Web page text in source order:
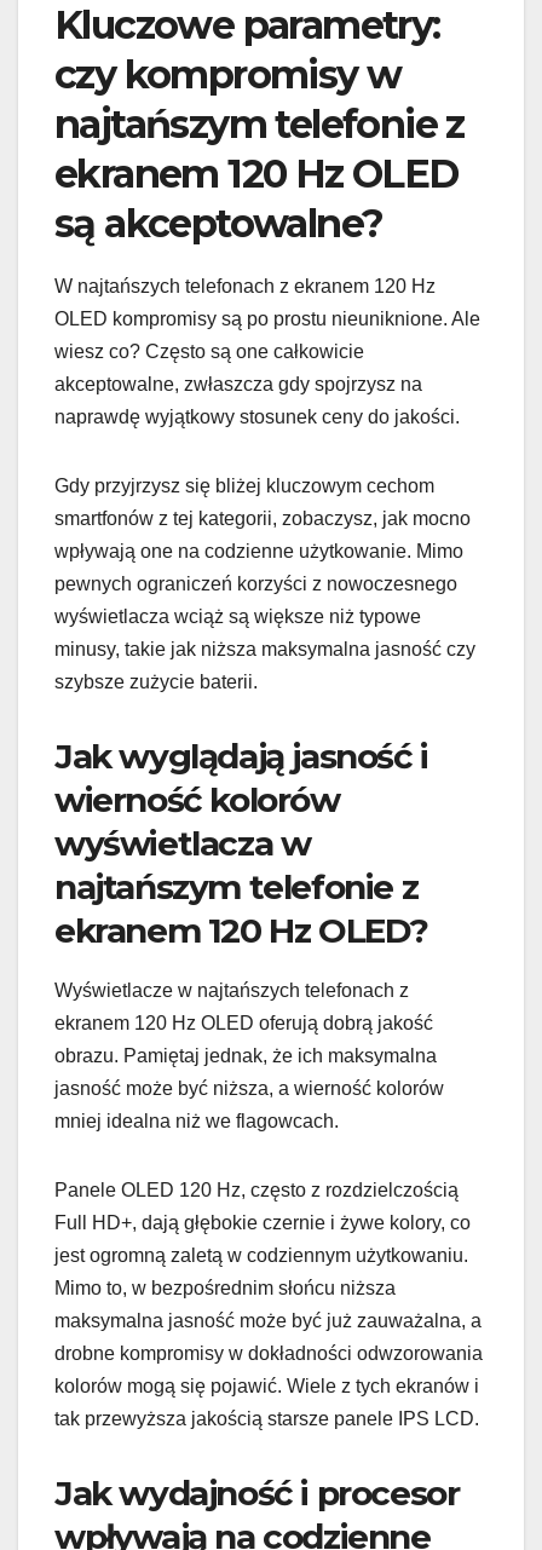
Kluczowe parametry:
czy kompromisy w
najtańszym telefonie z
ekranem 120 Hz OLED
są akceptowalne?
W najtańszych telefonach z ekranem 120 Hz
OLED kompromisy są po prostu nieuniknione. Ale
wiesz co? Często są one całkowicie
akceptowalne, zwłaszcza gdy spojrzysz na
naprawdę wyjątkowy stosunek ceny do jakości.
Gdy przyjrzysz się bliżej kluczowym cechom
smartfonów z tej kategorii, zobaczysz, jak mocno
wpływają one na codzienne użytkowanie. Mimo
pewnych ograniczeń korzyści z nowoczesnego
wyświetlacza wciąż są większe niż typowe
minusy, takie jak niższa maksymalna jasność czy
szybsze zużycie baterii.
Jak wyglądają jasność i
wierność kolorów
wyświetlacza w
najtańszym telefonie z
ekranem 120 Hz OLED?
Wyświetlacze w najtańszych telefonach z
ekranem 120 Hz OLED oferują dobrą jakość
obrazu. Pamiętaj jednak, że ich maksymalna
jasność może być niższa, a wierność kolorów
mniej idealna niż we flagowcach.
Panele OLED 120 Hz, często z rozdzielczością
Full HD+, dają głębokie czernie i żywe kolory, co
jest ogromną zaletą w codziennym użytkowaniu.
Mimo to, w bezpośrednim słońcu niższa
maksymalna jasność może być już zauważalna, a
drobne kompromisy w dokładności odwzorowania
kolorów mogą się pojawić. Wiele z tych ekranów i
tak przewyższa jakością starsze panele IPS LCD.
Jak wydajność i procesor
wpływają na codzienne